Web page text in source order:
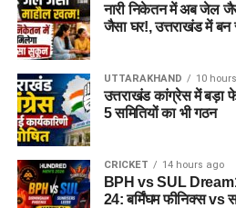
2. आरोपी पर क्या आरोप हैं?
आरोपी पर खुद को केंद्र सरकार, गृह
सेना का वरिष्ठ अधिकारी बताकर लोगों से
3. शिकायत किसने दर्ज
दिल्ली निवासी एक युवती ने शिकायत दर्ज
प्रभावशाली सरकारी संपर्कों का झांसा
नारी निकेतन में अब जेल
जैसा घर!, उत्तराखंड में बन
UTTARAKHAND 10
उत्तराखंड कांग्रेस में बड़ा
5 समितियों का भी गठन
CRICKET 14 hours ago
BPH vs SUL
24: बर्मिंघम फीनिक्स vs